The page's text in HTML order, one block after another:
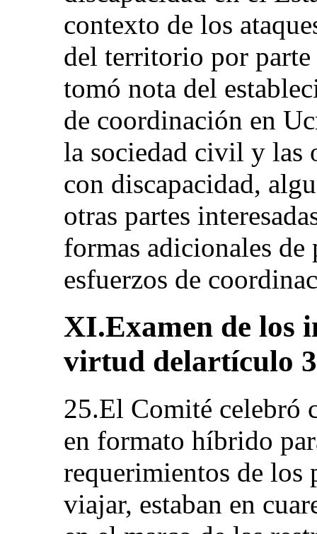
contexto de los
del territorio por
tomó nota del
de coordinación en
la sociedad civil y las
con discapacidad,
otras partes
formas adicionales
esfuerzos de
XI.Examen de los
virtud delartículo
25.El Comité celebró
en formato híbrido
requerimientos de los
viajar, estaban en